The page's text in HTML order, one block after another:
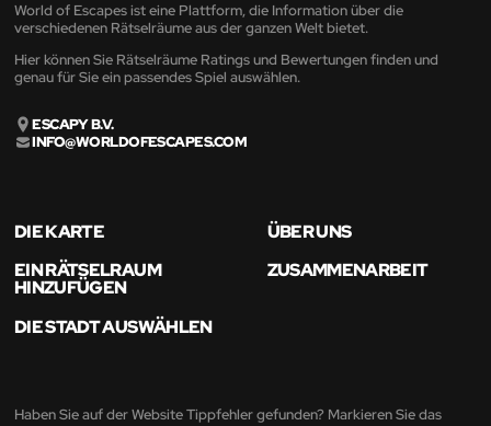
World of Escapes ist eine Plattform, die Information über die
verschiedenen Rätselräume aus der ganzen Welt bietet.
Hier können Sie Rätselräume Ratings und Bewertungen finden und
genau für Sie ein passendes Spiel auswählen.
ESCAPY B.V.
INFO@WORLDOFESCAPES.COM
DIE KARTE
ÜBER UNS
EIN RÄTSELRAUM
HINZUFÜGEN
ZUSAMMENARBEIT
DIE STADT AUSWÄHLEN
Haben Sie auf der Website Tippfehler gefunden? Markieren Sie das